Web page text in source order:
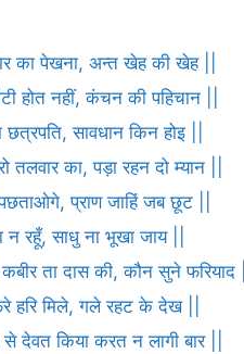
का पेखना, अन्त खेह की खेह ||
होत नहीं, कंचन की पहिचान ||
छत्रपति, सावधान किन होइ ||
तलवार का, पड़ा रहन दो म्यान ||
प्राण जाहिं जब छूट ||
रहूँ, साधु ना भूखा जाय ||
ता दास की, कौन सुने फरियाद ||
हरि मिले, गले रहट के देख ||
देवत किया करत न लागी बार ||